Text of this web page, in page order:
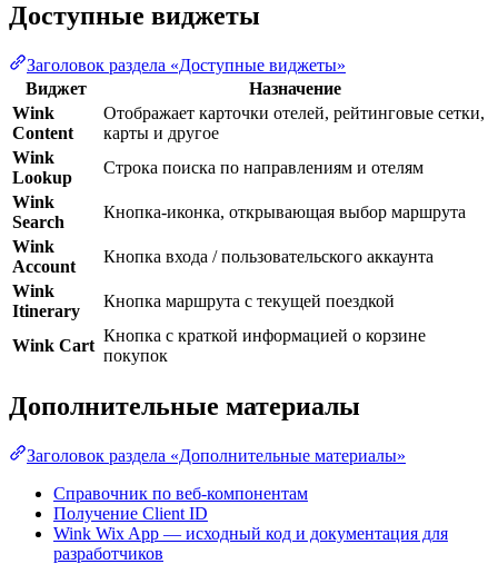
Доступные виджеты
Заголовок раздела «Доступные виджеты»
Виджет
Назначение
Wink
Content
Отображает карточки отелей, рейтинговые сетки,
карты и другое
Wink
Lookup
Строка поиска по направлениям и отелям
Wink
Search
Кнопка-иконка, открывающая выбор маршрута
Wink
Account
Кнопка входа / пользовательского аккаунта
Wink
Itinerary
Кнопка маршрута с текущей поездкой
Wink Cart
Кнопка с краткой информацией о корзине
покупок
Дополнительные материалы
Заголовок раздела «Дополнительные материалы»
Справочник по веб-компонентам
Получение Client ID
Wink Wix App — исходный код и документация для
разработчиков